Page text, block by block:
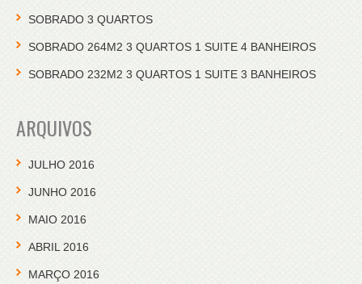
SOBRADO 3 QUARTOS
SOBRADO 264M2 3 QUARTOS 1 SUITE 4 BANHEIROS
SOBRADO 232M2 3 QUARTOS 1 SUITE 3 BANHEIROS
ARQUIVOS
JULHO 2016
JUNHO 2016
MAIO 2016
ABRIL 2016
MARÇO 2016